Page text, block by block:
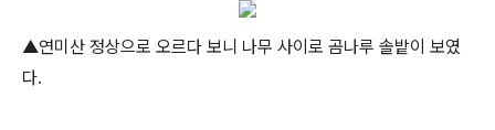
▲연미산 정상으로 오르다 보니 나무 사이로 곰나루 솔밭이 보였
다.